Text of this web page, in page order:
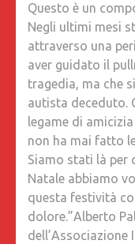
Questo è un
Negli ultimi mesi
attraverso una
aver guidato il
tragedia, ma che
autista deceduto.
legame di
non ha mai fatto
Siamo stati là per
Natale abbiamo
questa festività
dolore.”Alberto
dell’Associazione